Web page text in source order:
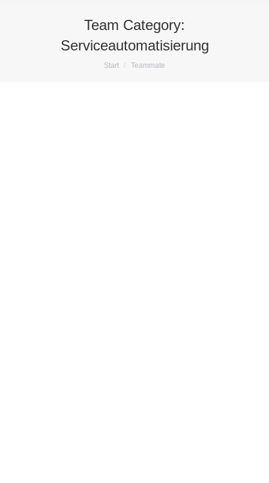
Team Category:
Serviceautomatisierung
Sie befinden sich hier:
Start Teammate